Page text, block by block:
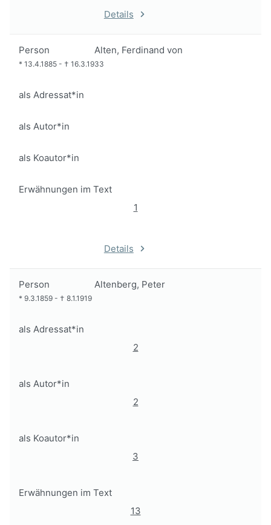
Details
Person Alten, Ferdinand von
* 13.4.1885 - † 16.3.1933
als Adressat*in
als Autor*in
als Koautor*in
Erwähnungen im Text
1
Details
Person Altenberg, Peter
* 9.3.1859 - † 8.1.1919
als Adressat*in
2
als Autor*in
2
als Koautor*in
3
Erwähnungen im Text
13